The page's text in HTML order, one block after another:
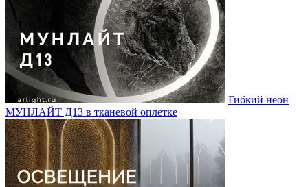
Гибкий неон
МУНЛАЙТ Д13 в тканевой оплетке